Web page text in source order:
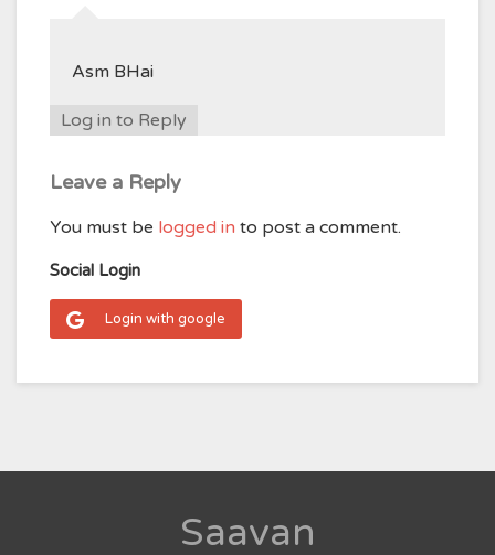
Asm BHai
Log in to Reply
Leave a Reply
You must be logged in to post a comment.
Social Login
Login with google
Saavan